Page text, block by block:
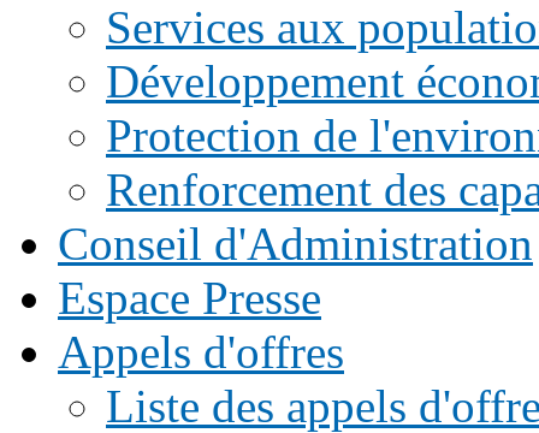
Services aux
Développement
Protection de
Renforcement des
Conseil d'Administration
Espace Presse
Appels d'offres
Liste des appels